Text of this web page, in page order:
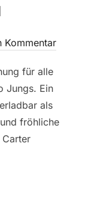
Kommentar
für alle
Jungs. Ein
als
fröhliche
Carter